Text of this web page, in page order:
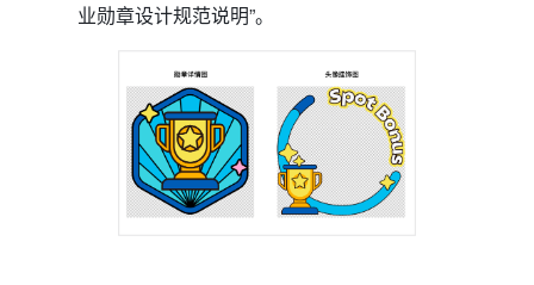
业勋章设计规范说明”。